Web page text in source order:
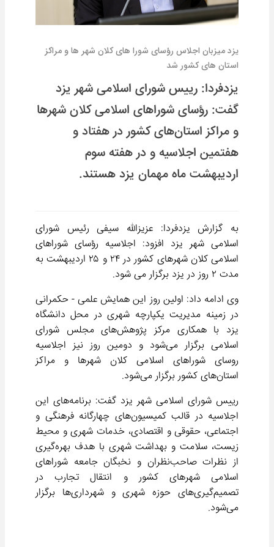
یزد میزبان اجلاس رؤسای شورا های کلان شهر ها و مراکز
استان های کشور شد
یزدفردا: رییس شورای اسلامی شهر یزد
گفت: رؤسای شوراهای اسلامی کلان شهرها
و مراکز استان‌های کشور در هفتاد و
هفتمین اجلاسیه و در هفته سوم
اردیبهشت ماه مهمان یزد هستند.
به گزارش یزدفردا: عزیزالله سیفی رئیس شورای
اسلامی شهر یزد افزود: اجلاسیه رؤسای شوراهای
اسلامی کلان شهرهای کشور در ۲۴ و ۲۵ اردیبهشت به
مدت ۲ روز در یزد برگزار می شود.
وی ادامه داد: اولین روز این همایش علمی - حکمرانی
در زمینه مدیریت یکپارچه شهری در محل دانشگاه
یزد با همکاری مرکز پژوهش‌های مجلس شورای
اسلامی برگزار می‌شود و دومین روز نیز اجلاسیه
روسای شوراهای اسلامی کلان شهرها و مراکز
استان‌های کشور برگزار می‌شود.
رییس شورای اسلامی شهر یزد گفت: برنامه‌های این
اجلاسیه در قالب کمیسیون‌های چهارگانه فرهنگی و
اجتماعی، حقوقی و اقتصادی، خدمات شهری و محیط
زیست، سلامت و بهداشت شهری با هدف بهره‌گیری
از نظرات صاحب‌نظران و نخبگان جامعه شوراهای
اسلامی شهرهای کشور و انتقال تجارب در
تصمیم‌گیری‌های حوزه شهری و شهرداری‌ها برگزار
می‌شود.